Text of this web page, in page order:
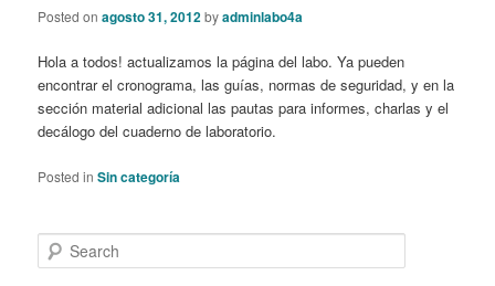
Posted onagosto 31, 2012byadminlabo4a
Hola a todos! actualizamos la página del labo. Ya pueden
encontrar el cronograma, las guías, normas de seguridad, y en la
sección material adicional las pautas para informes, charlas y el
decálogo del cuaderno de laboratorio.
Posted in Sin categoría
e